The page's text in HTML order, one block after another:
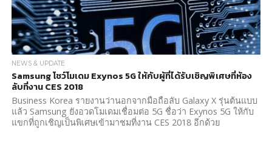
NEWS & UPDATE
Samsung โชว์โมเดม Exynos 5G ให้กับผู้ที่ได้รับเชิญพิเศษที่ห้อง
ลับที่งาน CES 2018
Business Korea รายงานว่านอกจากมือถือลับ Galaxy X รุ่นต้นแบบ
แล้ว Samsung ยังอวดโมเดมเชื่อมต่อ 5G ชื่อว่า Exynos 5G ให้กับ
แขกที่ถูกเชิญเป็นพิเศษเข้ามาชมที่งาน CES 2018 อีกด้วย